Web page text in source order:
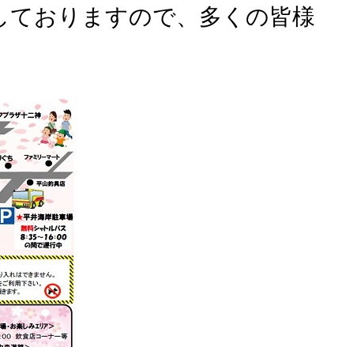
おりますので、多くの皆様